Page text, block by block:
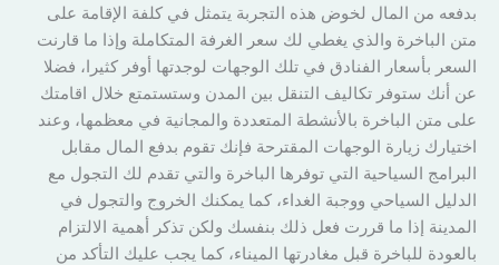
بدفعه من المال لخوض هذه التجربة يتمثل في كلفة الإقامة على
متن الباخرة والذي يغطي لك سعر الغرفة المتكاملة وإذا ما قارنت
السعر بأسعار الفنادق في تلك الوجهات لوجدتها أوفر كثيرا، فضلا
عن أنك ستوفر تكاليف التنقل بين المدن وستستمتع خلال اقامتك
على متن الباخرة بالأنشطة المتعددة والمجانية في معظمها، وعند
اختيارك زيارة الوجهات المقترحة فإنك تقوم بدفع المال مقابل
البرامج السياحية التي توفرها الباخرة والتي تقدم لك التجول مع
الدليل السياحي ووجبة الغداء، كما يمكنك الخروج والتجول في
المدينة إذا ما قررت فعل ذلك بنفسك ولكن تذكر أهمية الالتزام
بالعودة للباخرة قبل مغادرتها الميناء، كما يجب عليك التأكد من